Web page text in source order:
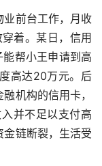
业前台工作，月收
着。某日，信用
能帮小王申请到高
高达20万元。后
机构的信用卡，
并不足以支付高
链断裂，生活受